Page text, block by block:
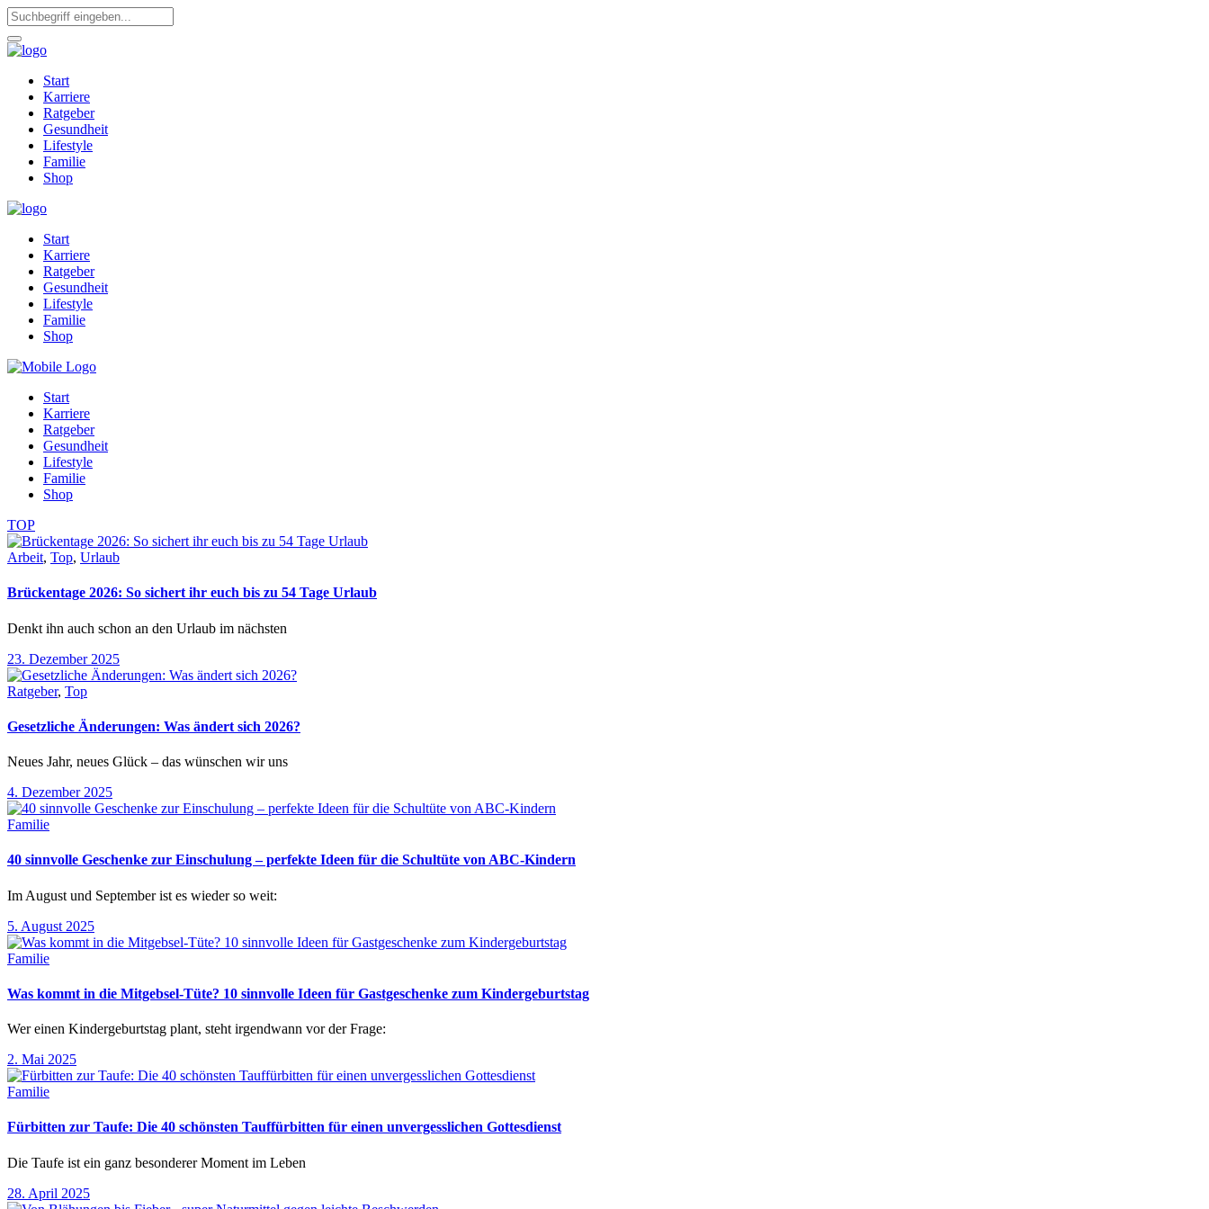
Start
Karriere
Ratgeber
Gesundheit
Lifestyle
Familie
Shop
Start
Karriere
Ratgeber
Gesundheit
Lifestyle
Familie
Shop
Start
Karriere
Ratgeber
Gesundheit
Lifestyle
Familie
Shop
TOP
Arbeit, Top, Urlaub
Brückentage 2026: So sichert ihr euch bis zu 54 Tage Urlaub
Denkt ihn auch schon an den Urlaub im nächsten
23. Dezember 2025
Ratgeber, Top
Gesetzliche Änderungen: Was ändert sich 2026?
Neues Jahr, neues Glück – das wünschen wir uns
4. Dezember 2025
Familie
40 sinnvolle Geschenke zur Einschulung – perfekte Ideen für die Schultüte von ABC-Kindern
Im August und September ist es wieder so weit:
5. August 2025
Familie
Was kommt in die Mitgebsel-Tüte? 10 sinnvolle Ideen für Gastgeschenke zum Kindergeburtstag
Wer einen Kindergeburtstag plant, steht irgendwann vor der Frage:
2. Mai 2025
Familie
Fürbitten zur Taufe: Die 40 schönsten Tauffürbitten für einen unvergesslichen Gottesdienst
Die Taufe ist ein ganz besonderer Moment im Leben
28. April 2025